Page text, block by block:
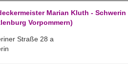
Marian Kluth - Schwerin
Vorpommern)
Straße 28 a